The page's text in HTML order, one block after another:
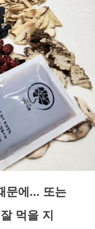
문에... 또는
먹을 지